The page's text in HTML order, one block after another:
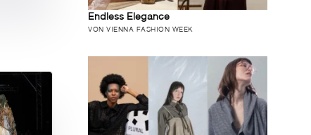
Endless Elegance
VON VIENNA FASHION WEEK